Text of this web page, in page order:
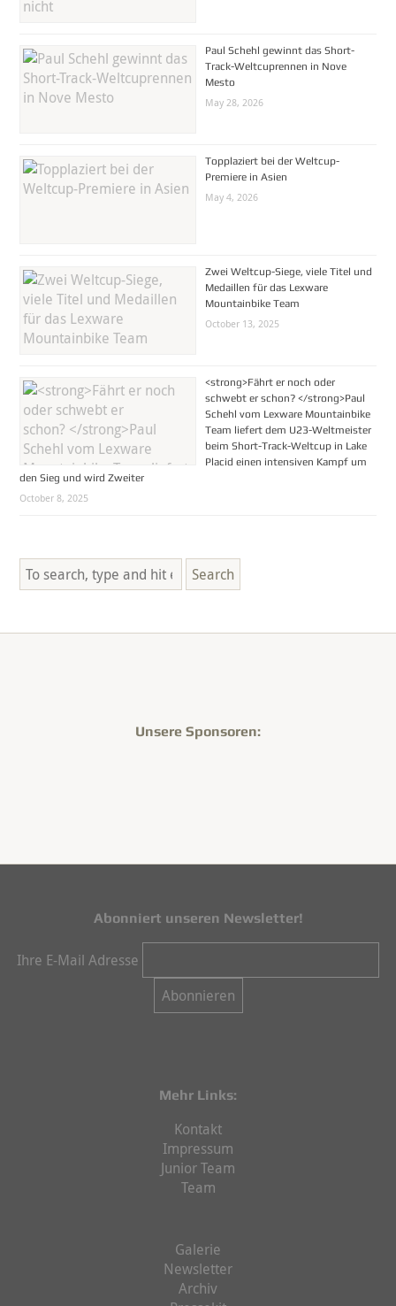
Paul Schehl gewinnt das Short-
Track-Weltcuprennen in Nove
Mesto
May 28, 2026
Topplaziert bei der Weltcup-
Premiere in Asien
May 4, 2026
Zwei Weltcup-Siege, viele Titel und
Medaillen für das Lexware
Mountainbike Team
October 13, 2025
<strong>Fährt er noch oder
schwebt er schon? </strong>Paul
Schehl vom Lexware Mountainbike
Team liefert dem U23-Weltmeister
beim Short-Track-Weltcup in Lake
Placid einen intensiven Kampf um
den Sieg und wird Zweiter
October 8, 2025
Search
Unsere Sponsoren:
Abonniert unseren Newsletter!
Ihre E-Mail Adresse
Mehr Links:
Kontakt
Impressum
Junior Team
Team
Galerie
Newsletter
Archiv